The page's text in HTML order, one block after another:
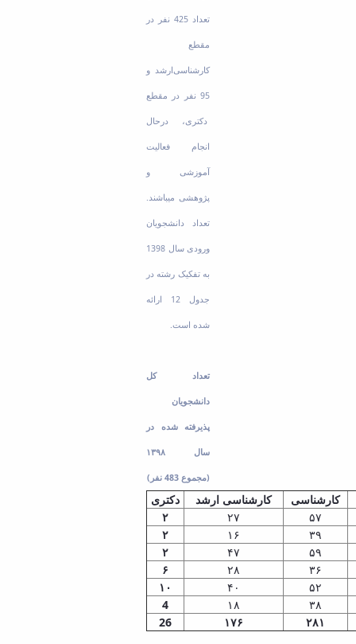
تعداد 425 نفر در
مقطع
کارشناسی‌ارشد و
95 نفر در مقطع
دکتری، درحال
انجام فعالیت
آموزشی و
پژوهشی می­باشند.
تعداد دانشجویان
ورودی سال 1398
به تفکیک رشته در
جدول 12 ارائه
شده است.
تعداد کل
دانشجویان
پذیرفته شده در
سال ۱۳۹۸
(مجموع 483 نفر)
دکتری کارشناسی ارشد
کارشناسی
۲
۲۷
۵۷
۲
۱۶
۳۹
۲
۴۷
۵۹
۶
۲۸
۳۶
۱۰
۴۰
۵۲
4
۱۸
۳۸
26
۱۷۶ ۲۸۱